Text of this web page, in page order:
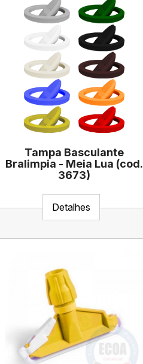
Tampa Basculante
Bralimpia - Meia Lua (cod.
3673)
Detalhes